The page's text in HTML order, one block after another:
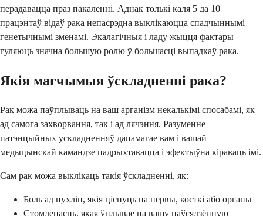
перадавацца праз пакаленні. Аднак толькі каля 5 да 10
працэнтаў відаў рака непасрэдна выклікаюцца спадчыннымі
генетычнымі зменамі. Экалагічныя і ладу жыцця фактары
гуляюць значна большую ролю ў большасці выпадкаў рака.
Якія магчымыя ўскладненні рака?
Рак можа паўплываць на ваш арганізм некалькімі спосабамі, як
ад самога захворвання, так і ад лячэння. Разуменне
патэнцыйных ускладненняў дапамагае вам і вашай
медыцынскай камандзе падрыхтавацца і эфектыўна кіраваць імі.
Сам рак можа выклікаць такія ўскладненні, як:
Боль ад пухлін, якія ціснуць на нервы, косткі або органы
Стомленасць, якая ўплывае на вашу паўсядзённую